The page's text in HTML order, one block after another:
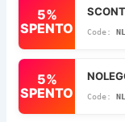
5%
SPENTO
5%
SPENTO